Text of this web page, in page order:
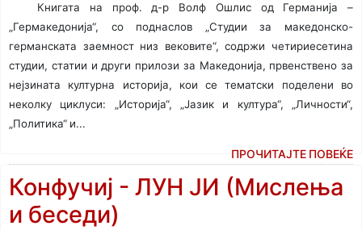
Книгата на проф. д-р Волф Ошлис од Германија –
„Гермакедонија“, со поднаслов „Студии за македонско-
германската заемност низ вековите“, содржи четириесетина
студии, статии и други прилози за Македонија, првенствено за
нејзината културна историја, кои се тематски поделени во
неколку циклуси: „Историја“, „Јазик и култура“, „Личности“,
„Политика“ и...
ПРОЧИТАЈТЕ ПОВЕЌЕ
Конфучиј - ЛУН ЈИ (Мислења
и беседи)